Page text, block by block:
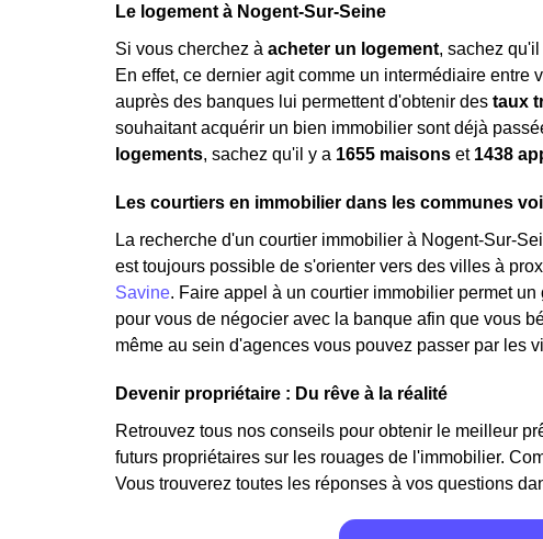
Le logement à Nogent-Sur-Seine
Si vous cherchez à acheter un logement, sachez
En effet, ce dernier agit comme un intermédiaire
auprès des banques lui permettent d'obtenir des taux
souhaitant acquérir un bien immobilier sont déjà
logements, sachez qu'il y a 1655 maisons et 1438
Les courtiers en immobilier dans les communes
La recherche d'un courtier immobilier à Nogent-Sur-
est toujours possible de s'orienter vers des villes à
Savine. Faire appel à un courtier immobilier permet un
pour vous de négocier avec la banque afin que vous
même au sein d'agences vous pouvez passer par les
Devenir propriétaire : Du rêve à la réalité
Retrouvez tous nos conseils pour obtenir le meilleur
futurs propriétaires sur les rouages de l'immobilier.
Vous trouverez toutes les réponses à vos questions